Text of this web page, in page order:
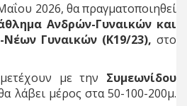
2026, θα πραγματοποιηθεί
Ανδρών-Γυναικών και
Γυναικών (Κ19/23), στο
με την Συμεωνίδου
λάβει μέρος στα 50-100-200μ.